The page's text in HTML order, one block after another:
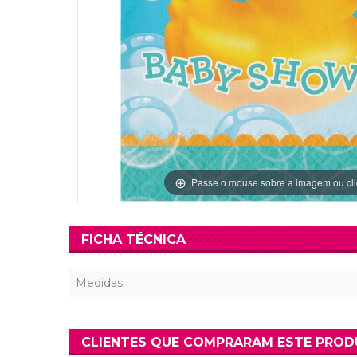
Decoração
Ver Mais
Grinaldas
Ver Mais
Passe o mouse sobre a imagem ou
FICHA TÉCNICA
Medidas:
CLIENTES QUE COMPRARAM ESTE